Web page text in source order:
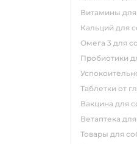
витамины
кальций для
омега 3 для
пробиотики
таблетки от
вакцина для
ветаптека
товары для